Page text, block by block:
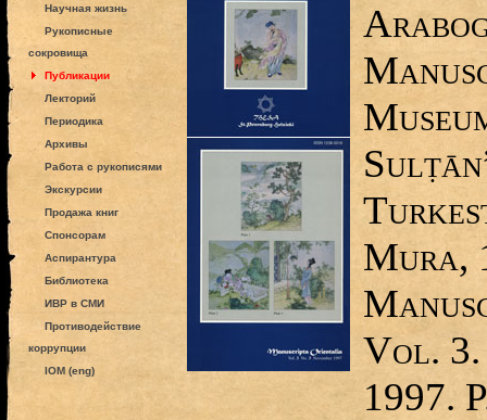
Научная жизнь
Рукописные
сокровища
Публикации
Лекторий
Периодика
Архивы
Работа с рукописями
Экскурсии
Продажа книг
Спонсорам
Аспирантура
Библиотека
ИВР в СМИ
Противодействие
коррупции
IOM (eng)
Mura,
Vol. 3.
1997.